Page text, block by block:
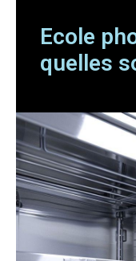
Ecole
quelles